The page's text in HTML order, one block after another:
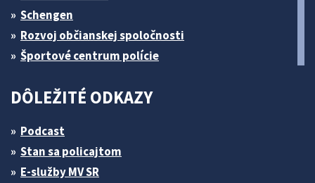
Schengen
Rozvoj občianskej spoločnosti
Športové centrum polície
DÔLEŽITÉ ODKAZY
Podcast
Stan sa policajtom
E-služby MV SR